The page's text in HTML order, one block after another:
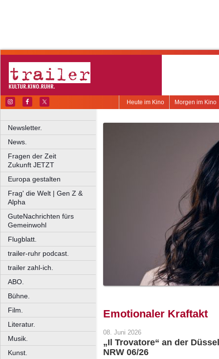
Morgen im Kino
Heute im Kino
Newsletter.
News.
Fragen der Zeit
Zukunft JETZT
Europa gestalten
Frag' die Welt | Gen Z &
Alpha
GuteNachrichten fürs
Gemeinwohl
Flugblatt.
trailer-ruhr podcast.
trailer zahl-ich.
ABO.
Bühne.
Film.
Literatur.
Musik.
Kunst.
Emotionaler Kraftakt
08. Juni 2026
„Il Trovatore“ an der
NRW 06/26